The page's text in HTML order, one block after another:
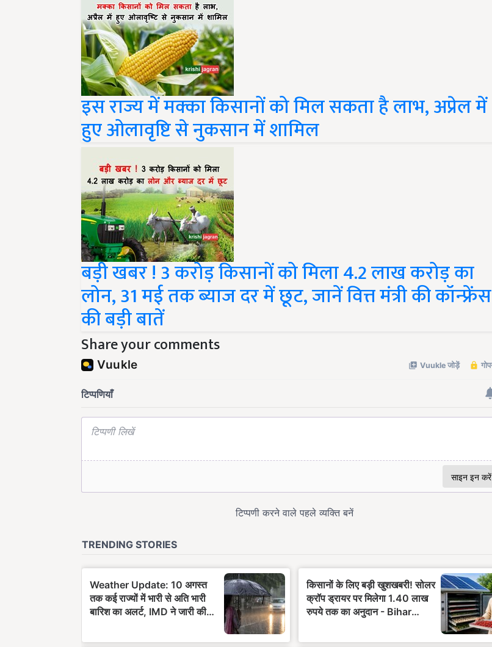
इस राज्य में मक्का किसानों को मिल सकता है लाभ, अप्रेल में
हुए ओलावृष्टि से नुकसान में शामिल
बड़ी खबर ! 3 करोड़ किसानों को मिला 4.2 लाख करोड़ का
लोन, 31 मई तक ब्याज दर में छूट, जानें वित्त मंत्री की कॉन्फ्रेंस
की बड़ी बातें
Share your comments